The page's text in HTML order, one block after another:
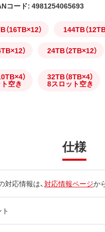
コード: 4981254065693
（16TB×12） 144TB（
） 24TB（2TB×12）
）
空き
32TB（8TB×4）
8スロット空き
仕様
対応情報は、対応情報ページか